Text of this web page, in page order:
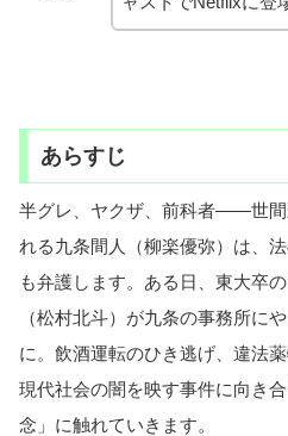
あらすじ
半グレ、ヤクザ、前科者――世間
れる九条間人（柳楽優弥）は、
も弁護します。ある日、東大卒
（松村北斗）が九条の事務所に
に。飲酒運転のひき逃げ、違法
現代社会の闇を映す事件に向き
念」に触れていきます。